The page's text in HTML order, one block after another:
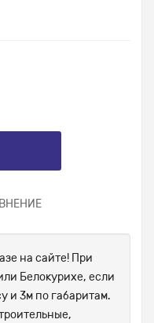
на сайте! При
Белокурихе, если
и 3м по габаритам.